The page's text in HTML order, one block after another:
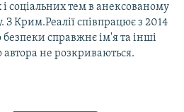
соціальних тем в анексованому
З Крим.Реалії співпрацює з 2014
справжнє ім'я та інші
автора не розкриваються.